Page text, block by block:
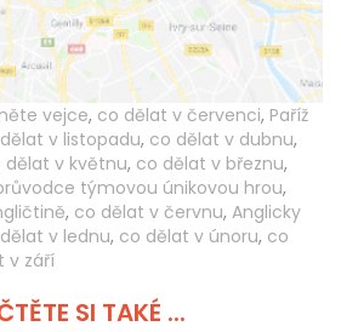
vejce, co dělat v červenci, Paříž
v listopadu, co dělat v dubnu,
dělat v květnu, co dělat v březnu,
týmovou únikovou hrou,
, co dělat v červnu, Anglicky
v lednu, co dělat v únoru, co
v září
SI TAKÉ ...